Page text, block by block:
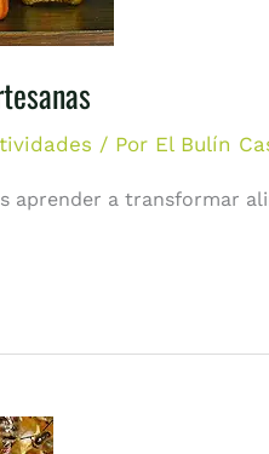
/ Por El Bulín
aprender a transformar